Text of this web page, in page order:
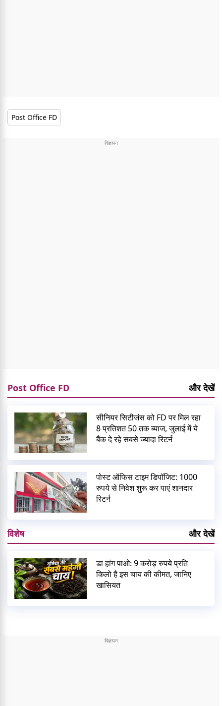
Post Office FD
Post Office FD और देखें
सीनियर सिटीजंस को FD पर मिल रहा
8 प्रतिशत 50 तक ब्याज, जुलाई में ये
बैंक दे रहे सबसे ज्यादा रिटर्न
पोस्ट ऑफिस टाइम डिपॉजिट: 1000
रुपये से निवेश शुरू कर पाएं शानदार
रिटर्न
विशेष और देखें
डा हांग पाओ: 9 करोड़ रुपये प्रति
किलो है इस चाय की कीमत, जानिए
खासियत